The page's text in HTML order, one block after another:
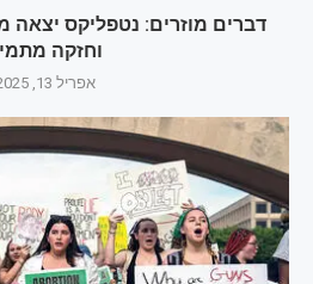
דברים מוזרים: נטפליקס
וחזקה
אפריל 13, 2025